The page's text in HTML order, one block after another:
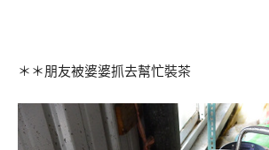
＊＊朋友被婆婆抓去幫忙裝茶